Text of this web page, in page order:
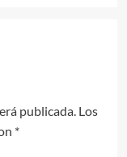
publicada. Los
*